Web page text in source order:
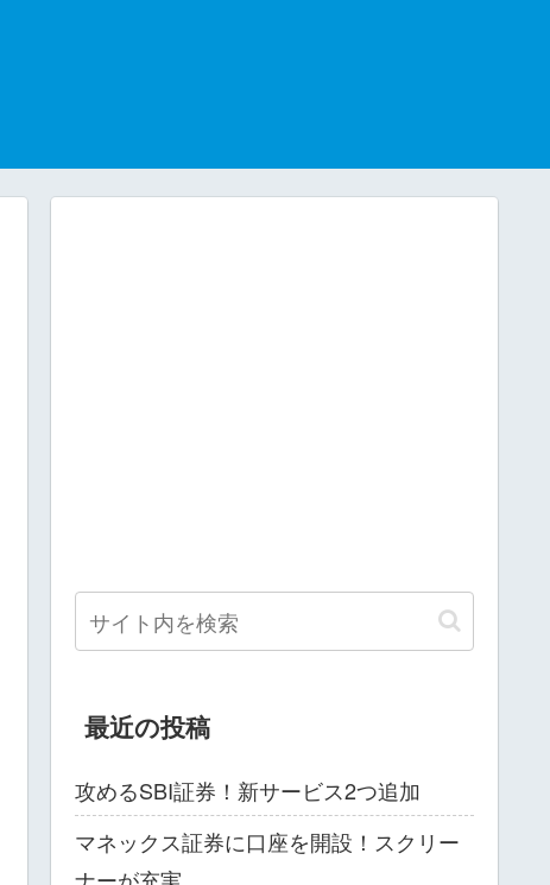
最近の投稿
攻めるSBI証券！新サービス2つ追加
マネックス証券に口座を開設！スクリー